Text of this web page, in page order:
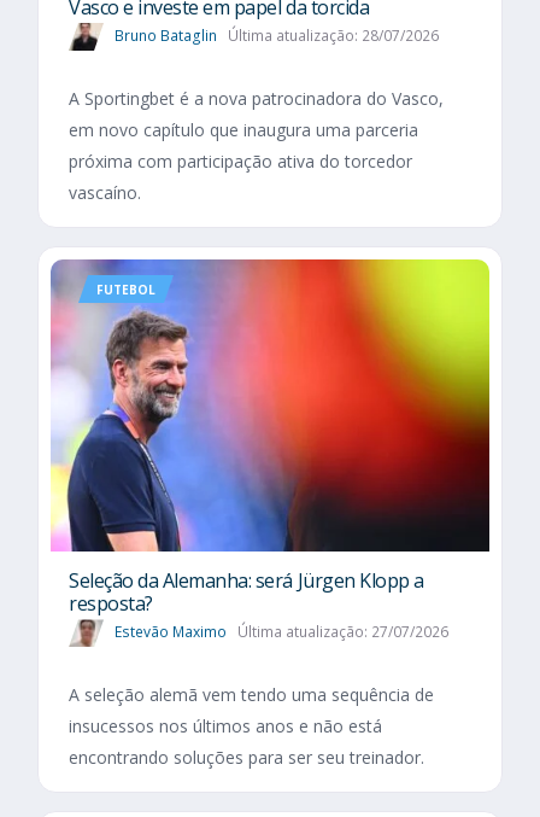
Vasco e investe em papel da torcida
Bruno Bataglin Última atualização: 28/07/2026
A Sportingbet é a nova patrocinadora do Vasco,
em novo capítulo que inaugura uma parceria
próxima com participação ativa do torcedor
vascaíno.
FUTEBOL
Seleção da Alemanha: será Jürgen Klopp a
resposta?
Estevão Maximo Última atualização: 27/07/2026
A seleção alemã vem tendo uma sequência de
insucessos nos últimos anos e não está
encontrando soluções para ser seu treinador.